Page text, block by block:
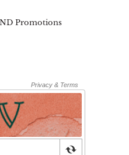
Promotions